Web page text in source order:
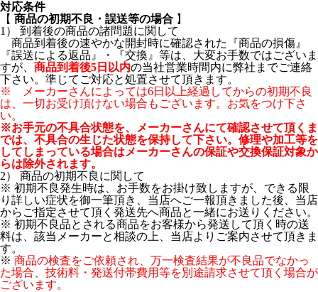
対応条件
【 商品の初期不良・誤送等の場合 】
1） 到着後の商品の諸問題に関して
商品到着後の速やかな開封時に確認された『商品の損傷』
『誤送による返品』・『交換』等は、大変お手数ではございま
すが、 商品到着後5日以内の当社営業時間内に弊社までご連絡
下さい。準じてご対応と処置させて頂きます。
※ メーカーさんによっては6日以上経過してからの初期不良
は、一切お受け頂けない場合もございます。お気をつけ下さ
い。
※お手元の不具合状態を、メーカーさんにて確認させて頂くま
では、不具合の生じた状態を保持して下さい。修理や加工等を
してしまっている場合はメーカーさんの保証や交換保証対象か
らは除外されます。
2） 商品の初期不良に関して
※ 初期不良発生時は、お手数をお掛け致しますが、できる限
り詳しい症状を御一筆頂き、当店へご一報頂きました後、当店
からご指定させて頂く発送先へ商品と一緒にお送りください。
※ 初期不良品とされる商品をお客様から発送して頂く時の送
料は、該当メーカーと相談の上、当店よりご案内させて頂きま
す。
※ 商品の検査をご依頼され、万一検査結果が不良品でなかっ
た場合、技術料・発送付帯費用等を別途請求させて頂く場合が
ございます。